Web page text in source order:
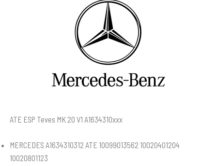
ATE ESP Teves MK 20 V1 A1634310xxx
MERCEDES A1634310312 ATE 10099013562 10020401204
10020801123